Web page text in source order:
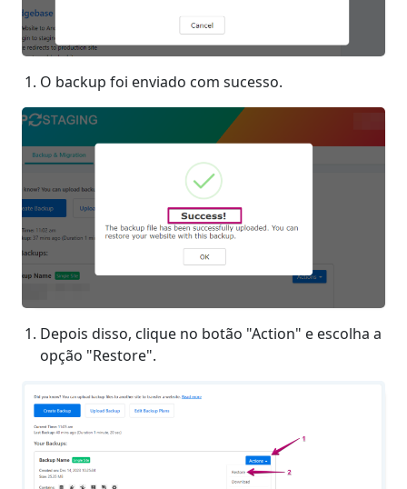
O backup foi enviado com sucesso.
Depois disso, clique no botão "Action" e escolha a
opção "Restore".